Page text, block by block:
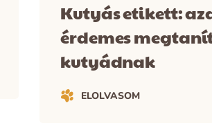
Kutyás etikett:
érdemes
kutyádnak
ELOLVASOM